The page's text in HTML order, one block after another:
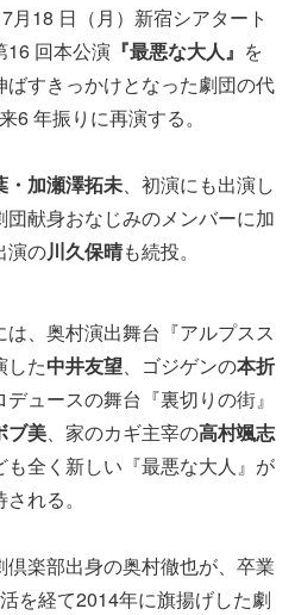
月18 日（月）新宿シアタート
16 回本公演 『最悪な大人』 を
すきっかけとなった劇団の代
6 年振りに再演する。
・加瀬澤拓未、初演にも出演し
団献身おなじみのメンバーに加
演の川久保晴も続投。
、奥村演出舞台『アルプスス
した中井友望、ゴジゲンの本折
ュースの舞台『裏切りの街』
ブ美、家のカギ主宰の高村颯志
全く新しい『最悪な大人』が
れる。
楽部出身の奥村徹也が、卒業
を経て2014年に旗揚げした劇